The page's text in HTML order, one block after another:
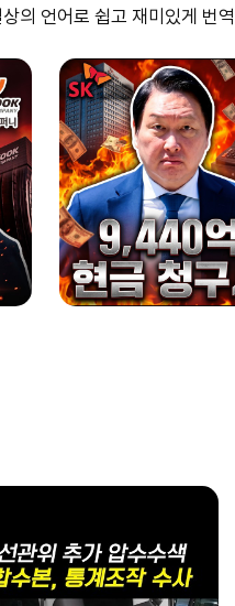
의 언어로 쉽고 재미있게 번